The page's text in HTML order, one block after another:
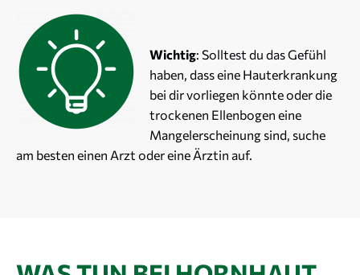
Wichtig: Solltest du das Gefühl
haben, dass eine Hauterkrankung
bei dir vorliegen könnte oder die
trockenen Ellenbogen eine
Mangelerscheinung sind, suche
am besten einen Arzt oder eine Ärztin auf.